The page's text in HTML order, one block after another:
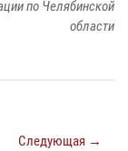
по Челябинской
области
Следующая →